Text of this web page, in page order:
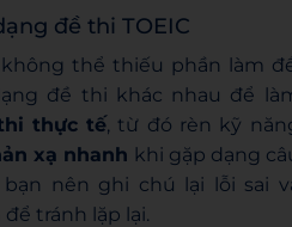
đề thi TOEIC
thể thiếu phần làm
đề thi khác nhau để
thực tế, từ đó rèn kỹ
xạ nhanh khi gặp dạng
nên ghi chú lại lỗi sai
tránh lặp lại.